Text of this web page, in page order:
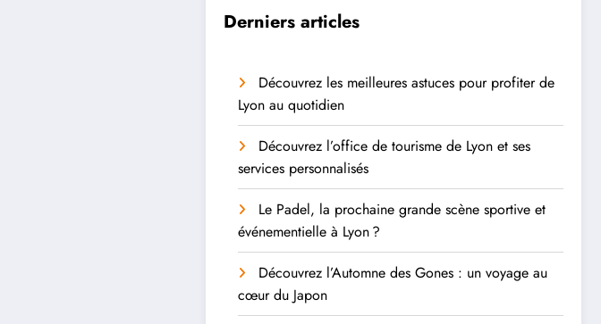
Derniers articles
Découvrez les meilleures astuces pour profiter de
Lyon au quotidien
Découvrez l’office de tourisme de Lyon et ses
services personnalisés
Le Padel, la prochaine grande scène sportive et
événementielle à Lyon ?
Découvrez l’Automne des Gones : un voyage au
cœur du Japon